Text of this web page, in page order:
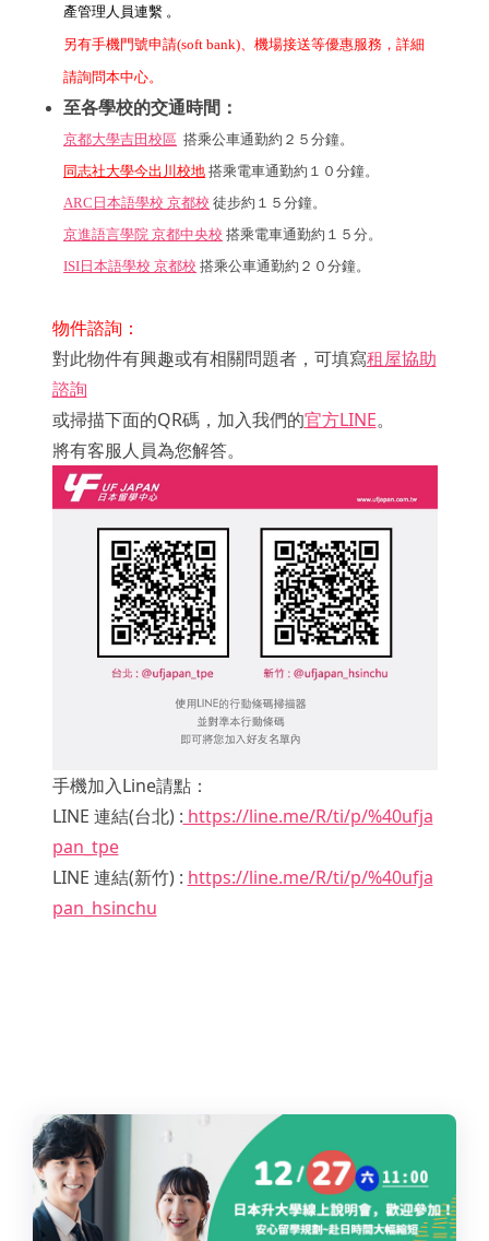
產管理人員連繫 。
另有手機門號申請(soft bank)、機場接送等優惠服務，詳細
請詢問本中心。
至各學校的交通時間：
京都大學吉田校區 搭乘公車通勤約２５分鐘。
同志社大學今出川校地 搭乘電車通勤約１０分鐘。
ARC日本語學校 京都校 徒步約１５分鐘。
京進語言學院 京都中央校 搭乘電車通勤約１５分。
ISI日本語學校 京都校 搭乘公車通勤約２０分鐘。
物件諮詢：
對此物件有興趣或有相關問題者，可填寫租屋協助
諮詢
或掃描下面的QR碼，加入我們的官方LINE。
將有客服人員為您解答。
手機加入Line請點：
LINE 連結(台北) : https://line.me/R/ti/p/%40ufja
pan_tpe
LINE 連結(新竹) : https://line.me/R/ti/p/%40ufja
pan_hsinchu